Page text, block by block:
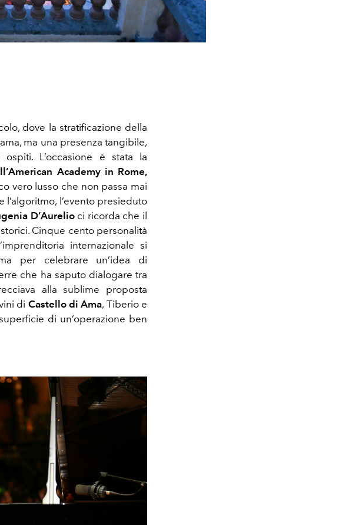
dove la stratificazione della
ma una presenza tangibile,
L’occasione è stata la
Academy in Rome,
vero lusso che non passa mai
l’algoritmo, l’evento presieduto
D’Aurelioci ricorda che il
Cinque cento personalità
internazionale si
per celebrare un’idea di
che ha saputo dialogare tra
alla sublime proposta
di Castello di Ama, Tiberio e
di un’operazione ben